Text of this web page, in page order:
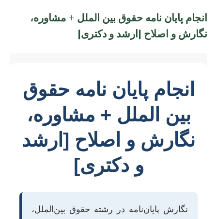
انجام پایان نامه حقوق بین الملل + مشاوره،
نگارش و اصلاح [ارشد و دکتری]
انجام پایان نامه حقوق
بین الملل + مشاوره،
نگارش و اصلاح [ارشد
و دکتری]
نگارش پایان‌نامه در رشته حقوق بین‌الملل،